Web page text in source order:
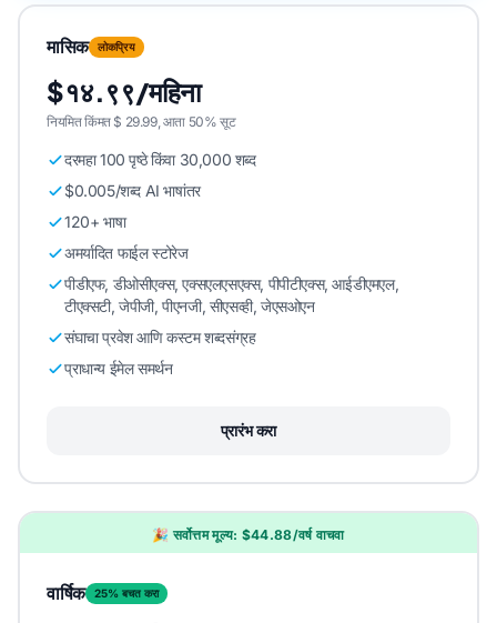
मासिक लोकप्रिय
$१४.९९/महिना
नियमित किंमत $ 29.99, आता 50% सूट
दरमहा 100 पृष्ठे किंवा 30,000 शब्द
$0.005/शब्द AI भाषांतर
120+ भाषा
अमर्यादित फाईल स्टोरेज
पीडीएफ, डीओसीएक्स, एक्सएलएसएक्स, पीपीटीएक्स, आईडीएमएल,
टीएक्सटी, जेपीजी, पीएनजी, सीएसव्ही, जेएसओएन
संघाचा प्रवेश आणि कस्टम शब्दसंग्रह
प्राधान्य ईमेल समर्थन
प्रारंभ करा
🎉 सर्वोत्तम मूल्य: $44.88/वर्ष वाचवा
वार्षिक 25% बचत करा